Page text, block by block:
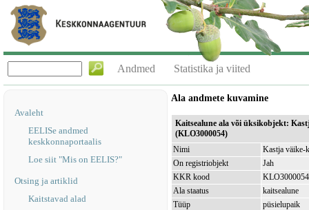
Andmed Statistika ja viited
Avaleht
EELISe andmed
keskkonnaportaalis
Loe siit "Mis on EELIS?"
Otsing ja artiklid
Kaitstavad alad
Ala andmete kuvamine
Kaitsealune ala või üksikobjekt:
(KLO3000054)
Nimi
Kastja väike-
On registriobjekt
Jah
KKR kood
KLO3000054
Ala staatus
kaitsealune
Tüüp
püsielupaik